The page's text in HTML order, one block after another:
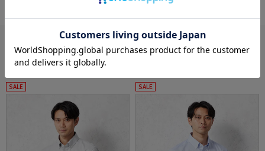
あなたへのおすすめ
RECOMMEND ITEM
SALE SALE